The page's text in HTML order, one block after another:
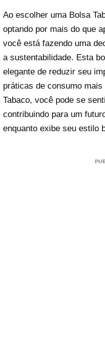
Ao escolher uma Bolsa
optando por mais do que
você está fazendo uma
a sustentabilidade. Esta
elegante de reduzir seu
práticas de consumo
Tabaco, você pode se
contribuindo para um
enquanto exibe seu estilo